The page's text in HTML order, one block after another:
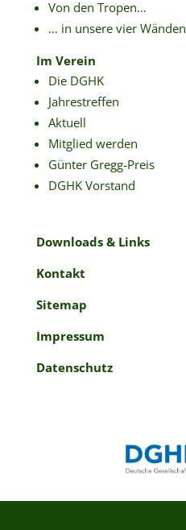
Von den Tropen…
… in unsere vier Wänden
Im Verein
Die DGHK
Jahrestreffen
Aktuell
Mitglied werden
Günter Gregg-Preis
DGHK Vorstand
Downloads & Links
Kontakt
Sitemap
Impressum
Datenschutz